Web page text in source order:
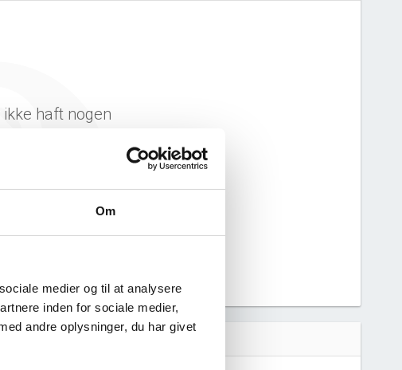
Om
medier og til at analysere
inden for sociale medier,
andre oplysninger, du har givet
ikke haft nogen
virksomhed.